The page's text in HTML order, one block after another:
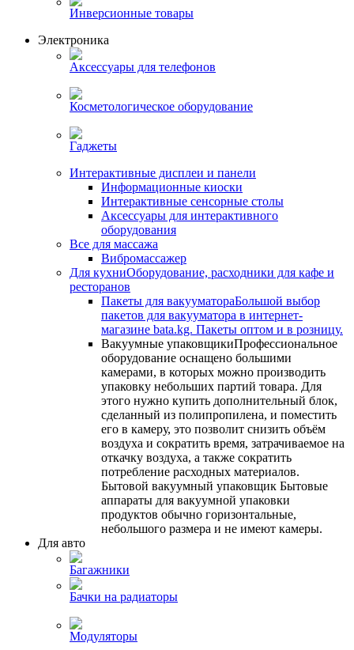
Инверсионные товары
Электроника
Аксессуары для телефонов
Косметологическое оборудование
Гаджеты
Интерактивные дисплеи и панели
Информационные киоски
Интерактивные сенсорные столы
Аксессуары для интерактивного
оборудования
Все для массажа
Вибромассажер
Для кухниОборудование, расходники для кафе и
ресторанов
Пакеты для вакууматораБольшой выбор
пакетов для вакууматора в интернет-
магазине bata.kg. Пакеты оптом и в розницу.
Вакуумные упаковщикиПрофессиональное
оборудование оснащено большими
камерами, в которых можно производить
упаковку небольших партий товара. Для
этого нужно купить дополнительный блок,
сделанный из полипропилена, и поместить
его в камеру, это позволит снизить объём
воздуха и сократить время, затрачиваемое на
откачку воздуха, а также сократить
потребление расходных материалов.
Бытовой вакуумный упаковщик Бытовые
аппараты для вакуумной упаковки
продуктов обычно горизонтальные,
небольшого размера и не имеют камеры.
Для авто
Багажники
Бачки на радиаторы
Модуляторы